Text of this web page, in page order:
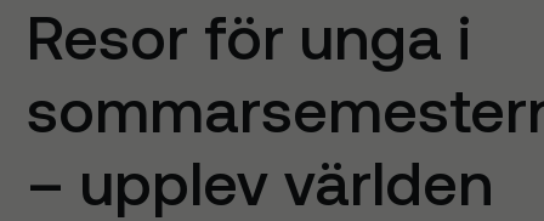
Resor för unga i
– upplev världen